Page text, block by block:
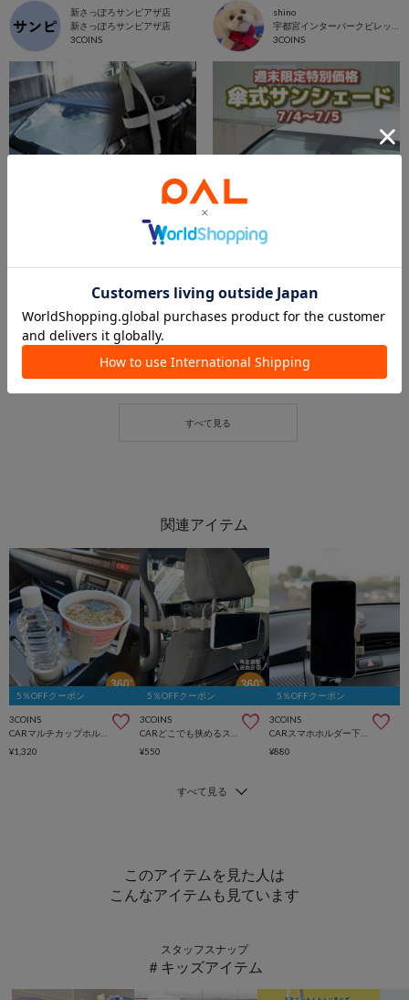
新さっぽろサンピアザ店
新さっぽろサンピアザ店
3COINS
shino
3COINS
2026.06.26
CAR新商品＆定番商品まとめてご紹介！
枚方モール店
3COINS
2026.07.04
【週末限定価格】傘式サンシェード🚗
セレオ国分寺店
3COINS
5％OFFクーポン
3COINS
¥1,320
5％OFFクーポン
3COINS
¥550
5％OFFクーポン
3COINS
¥880
このアイテムを見た人は
こんなアイテムも見ています
スタッフスナップ
＃キッズアイテム